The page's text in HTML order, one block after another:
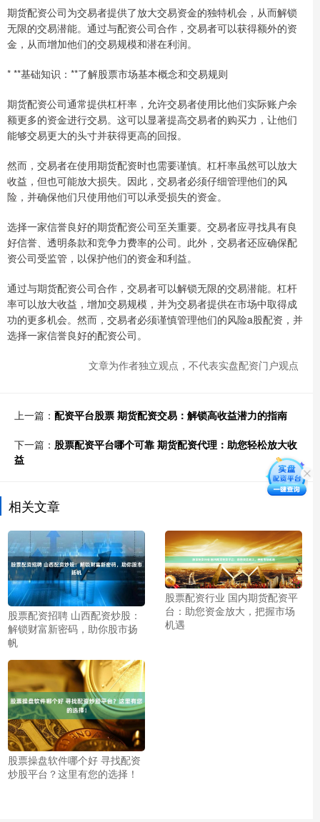
期货配资公司为交易者提供了放大交易资金的独特机会，从而解锁
无限的交易潜能。通过与配资公司合作，交易者可以获得额外的资
金，从而增加他们的交易规模和潜在利润。
* **基础知识：**了解股票市场基本概念和交易规则
期货配资公司通常提供杠杆率，允许交易者使用比他们实际账户余
额更多的资金进行交易。这可以显著提高交易者的购买力，让他们
能够交易更大的头寸并获得更高的回报。
然而，交易者在使用期货配资时也需要谨慎。杠杆率虽然可以放大
收益，但也可能放大损失。因此，交易者必须仔细管理他们的风
险，并确保他们只使用他们可以承受损失的资金。
选择一家信誉良好的期货配资公司至关重要。交易者应寻找具有良
好信誉、透明条款和竞争力费率的公司。此外，交易者还应确保配
资公司受监管，以保护他们的资金和利益。
通过与期货配资公司合作，交易者可以解锁无限的交易潜能。杠杆
率可以放大收益，增加交易规模，并为交易者提供在市场中取得成
功的更多机会。然而，交易者必须谨慎管理他们的风险a股配资，并
选择一家信誉良好的配资公司。
文章为作者独立观点，不代表实盘配资门户观点
上一篇： 配资平台股票 期货配资交易：解锁高收益潜力的指南
下一篇： 股票配资平台哪个可靠 期货配资代理：助您轻松放大收
益
相关文章
股票配资招聘 山西配资炒股：
解锁财富新密码，助你股市扬
帆
股票配资行业 国内期货配资平
台：助您资金放大，把握市场
机遇
股票操盘软件哪个好 寻找配资
炒股平台？这里有您的选择！